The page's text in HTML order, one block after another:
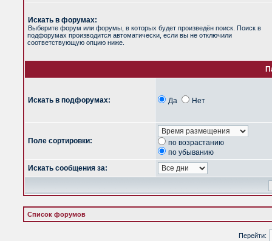
Искать в форумах:
Выберите форум или форумы, в которых будет произведён поиск. Поиск в
подфорумах производится автоматически, если вы не отключили
соответствующую опцию ниже.
Искать в подфорумах: Да Нет
Поле сортировки:
по возрастанию
по убыванию
Искать сообщения за:
Список форумов
Перейти: